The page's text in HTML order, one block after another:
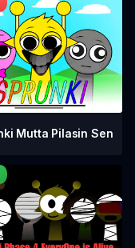
Mutta Pilasin Sen